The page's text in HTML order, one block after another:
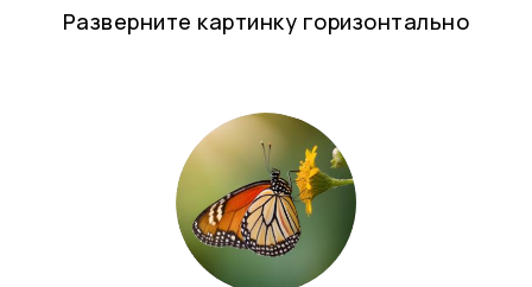
Разверните картинку горизонтально